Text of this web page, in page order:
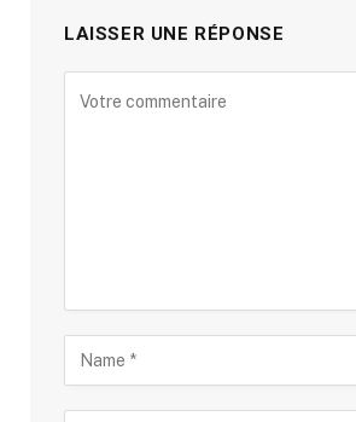
LAISSER UNE RÉPONSE